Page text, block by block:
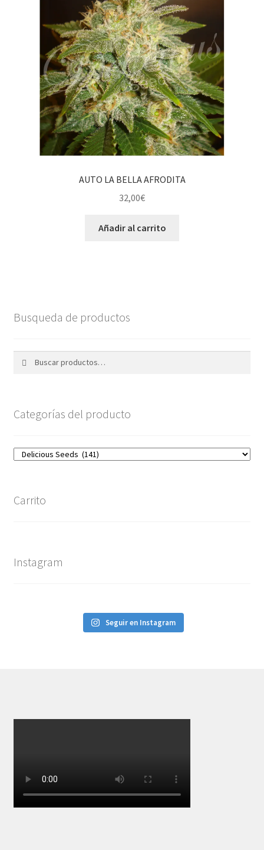
AUTO LA BELLA AFRODITA
32,00€
Añadir al carrito
Busqueda de productos
Categorías del producto
Carrito
Instagram
Seguir en Instagram